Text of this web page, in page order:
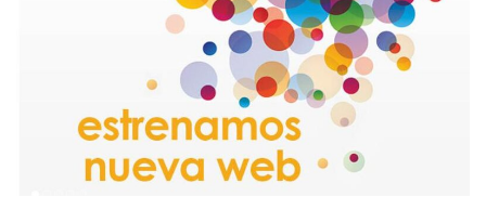
Reseña Historica
Estatutos y Reglamentos
Órganos de Administración y Control
Productos Y Servicios
Auxilios Cooperativos
Simulador de Crédito